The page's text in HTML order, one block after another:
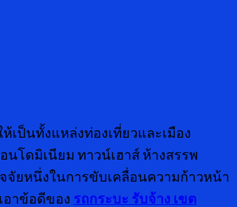
ป็นทั้งแหล่งท่องเที่ยวและเมือง
โดมิเนียม ทาวน์เฮาส์ ห้างสรรพ
จัยหนึ่งในการขับเคลื่อนความก้าวหน้า
อาข้อดีของ รถกระบะ รับจ้าง เขต